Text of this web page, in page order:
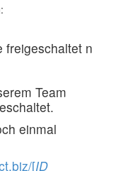
freigeschaltet n
Team
einmal
[ID